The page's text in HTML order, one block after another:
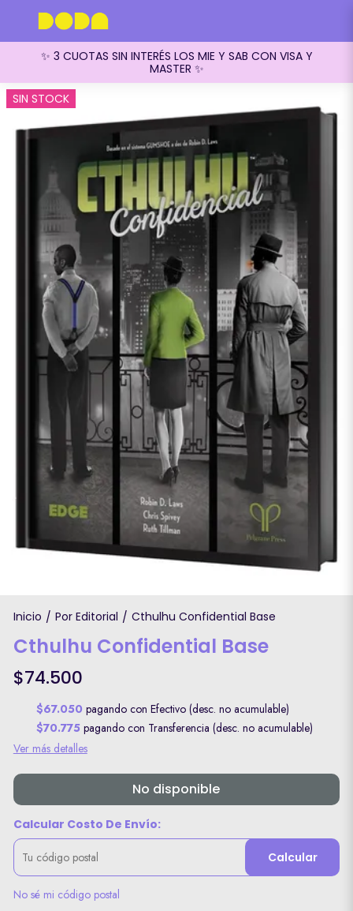
✨ 3 CUOTAS SIN INTERÉS LOS MIE Y SAB CON VISA Y
MASTER ✨
SIN STOCK
Inicio / Por Editorial / Cthulhu Confidential Base
Cthulhu Confidential Base
$74.500
$67.050 pagando con Efectivo (desc. no acumulable)
$70.775 pagando con Transferencia (desc. no acumulable)
Ver más detalles
No disponible
Calcular Costo De Envío:
Calcular
No sé mi código postal